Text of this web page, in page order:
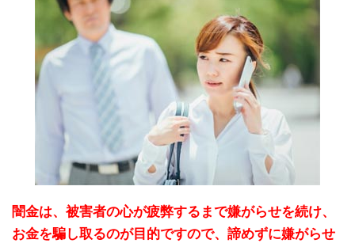
闇金は、被害者の心が疲弊するまで嫌がらせを続け、
お金を騙し取るのが目的ですので、諦めずに嫌がらせ